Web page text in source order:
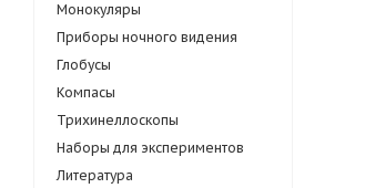
Монокуляры
Приборы ночного видения
Глобусы
Компасы
Трихинеллоскопы
Наборы для экспериментов
Литература